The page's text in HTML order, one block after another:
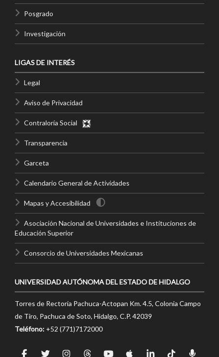
Posgrado
Investigación
LIGAS DE INTERÉS
Legal
Aviso de Privacidad
Contraloría Social
Transparencia
Garceta
Calendario General de Actividades
Mapas y Accesibilidad
Asociación Nacional de Universidades e Instituciones de
Educación Superior
Consorcio de Universidades Mexicanas
UNIVERSIDAD AUTÓNOMA DEL ESTADO DE HIDALGO
Torres de Rectoría Pachuca-Actopan Km. 4.5, Colonia Campo
de Tiro, Pachuca de Soto, Hidalgo, C.P. 42039
Teléfono: +52 (771)7172000